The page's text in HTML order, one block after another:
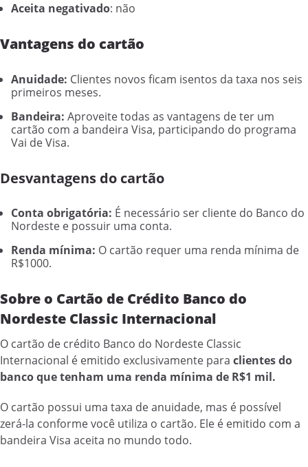
Aceita negativado: não
Vantagens do cartão
Anuidade: Clientes novos ficam isentos da taxa nos seis
primeiros meses.
Bandeira: Aproveite todas as vantagens de ter um
cartão com a bandeira Visa, participando do programa
Vai de Visa.
Desvantagens do cartão
Conta obrigatória: É necessário ser cliente do Banco do
Nordeste e possuir uma conta.
Renda mínima: O cartão requer uma renda mínima de
R$1000.
Sobre o Cartão de Crédito Banco do
Nordeste Classic Internacional
O cartão de crédito Banco do Nordeste Classic
Internacional é emitido exclusivamente para clientes do
banco que tenham uma renda mínima de R$1 mil.
O cartão possui uma taxa de anuidade, mas é possível
zerá-la conforme você utiliza o cartão. Ele é emitido com a
bandeira Visa aceita no mundo todo.